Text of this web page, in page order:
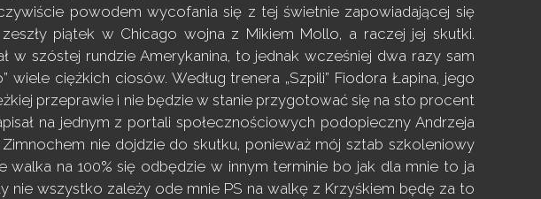
powodem wycofania się z tej świetnie zapowiadającej się
piątek w Chicago wojna z Mikiem Mollo, a raczej jej skutki.
w szóstej rundzie Amerykanina, to jednak wcześniej dwa razy sam
wiele ciężkich ciosów. Według trenera „Szpili” Fiodora Łapina, jego
przeprawie i nie będzie w stanie przygotować się na sto procent
na jednym z portali społecznościowych podopieczny Andrzeja
nie dojdzie do skutku, ponieważ mój sztab szkoleniowy
na 100% się odbędzie w innym terminie bo jak dla mnie to ja
nie wszystko zależy ode mnie PS na walkę z Krzyśkiem będę za to